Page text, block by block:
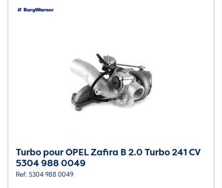
Turbo pour OPEL Zafira B 2.0 Turbo 241 CV
5304 988 0049
Ref. 5304 988 0049